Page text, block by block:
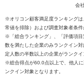
会
※オリコン顧客満足度ランキング
常値を排除）および調査対象者条
※「総合ランキング」、「評価項目
数を満たした企業のみランクイン
定人数の半数以上の企業がランクイ
※総合得点が60.0点以上で、他人
ンクイン対象となります。